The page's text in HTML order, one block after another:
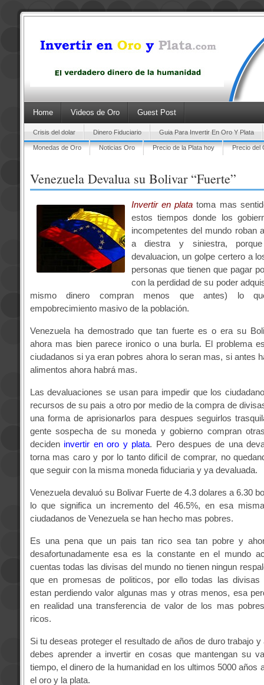
Home Videos de Oro Guest Post
Crisis del dolar Dinero Fiduciario Guia Para Invertir En Oro Y Plata
Monedas de Oro Noticias Oro Precio de la Plata hoy Precio del
Venezuela Devalua su Bolivar “Fuerte”
Invertir en plata toma mas
estos tiempos donde los
incompetentes del mundo roban
a diestra y siniestra,
devaluacion, un golpe certero a
personas que tienen que pagar
con la perdidad de su poder
mismo dinero compran menos que antes) lo
empobrecimiento masivo de la población.
Venezuela ha demostrado que tan fuerte es o era su
ahora mas bien parece ironico o una burla. El problema
ciudadanos si ya eran pobres ahora lo seran mas, si antes
alimentos ahora habrá mas.
Las devaluaciones se usan para impedir que los
recursos de su pais a otro por medio de la compra de
una forma de aprisionarlos para despues seguirlos
gente sospecha de su moneda y gobierno compran
decideninvertir en oro y plata. Pero despues de una
torna mas caro y por lo tanto dificil de comprar, no
que seguir con la misma moneda fiduciaria y ya devaluada.
Venezuela devaluó su Bolivar Fuerte de 4.3 dolares a 6.30
lo que significa un incremento del 46.5%, en esa
ciudadanos de Venezuela se han hecho mas pobres.
Es una pena que un pais tan rico sea tan pobre y
desafortunadamente esa es la constante en el mundo
cuentas todas las divisas del mundo no tienen ningun
que en promesas de politicos, por ello todas las divisas
estan perdiendo valor algunas mas y otras menos, esa
en realidad una transferencia de valor de los mas
ricos.
Si tu deseas proteger el resultado de años de duro trabajo
debes aprender a invertir en cosas que mantengan su
tiempo, el dinero de la humanidad en los ultimos 5000 años
el oro y la plata.